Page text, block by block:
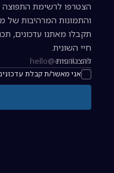
הצטרפו לרשימת התפוצה
והתמונות המרהיבות של
תקבלו מאתנו עדכונים,
חיי השונית.
כתובת אימייל להרשמה
אני מאשר/ת קבלת
להצטרפות